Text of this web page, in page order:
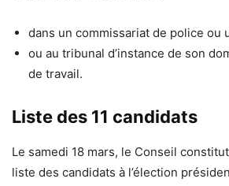
dans un commissariat de police ou
ou au tribunal d’instance de son
de travail.
Liste des 11 candidats
Le samedi 18 mars, le Conseil
liste des candidats à l’élection